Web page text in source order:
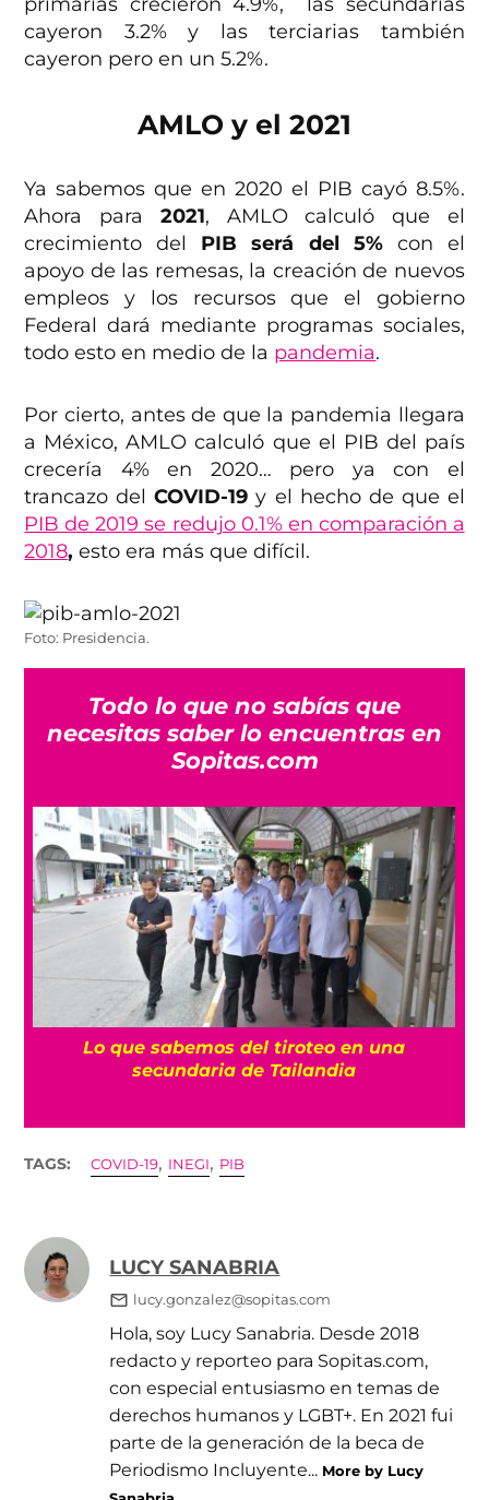
cayeron 3.2% y las terciarias también
cayeron pero en un 5.2%.
AMLO y el 2021
Ya sabemos que en 2020 el PIB cayó 8.5%.
Ahora para 2021, AMLO calculó que el
crecimiento del PIB será del 5%con el
apoyo de las remesas, la creación de nuevos
empleos y los recursos que el gobierno
Federal dará mediante programas sociales,
todo esto en medio de la pandemia.
Por cierto, antes de que la pandemia llegara
a México, AMLO calculó que el PIB del país
crecería 4% en 2020… pero ya con el
trancazo delCOVID-19y el hecho de que el
PIB de 2019 se redujo 0.1% en comparación a
2018,esto era más que difícil.
Foto: Presidencia.
Todo lo que no sabías que
necesitas saber lo encuentras en
Sopitas.com
Lo que sabemos del tiroteo en una
secundaria de Tailandia
TAGS: COVID-19, INEGI, PIB
LUCY SANABRIA
lucy.gonzalez@sopitas.com
Hola, soy Lucy Sanabria. Desde 2018
redacto y reporteo para Sopitas.com,
con especial entusiasmo en temas de
derechos humanos y LGBT+. En 2021 fui
parte de la generación de la beca de
Periodismo Incluyente... More by Lucy